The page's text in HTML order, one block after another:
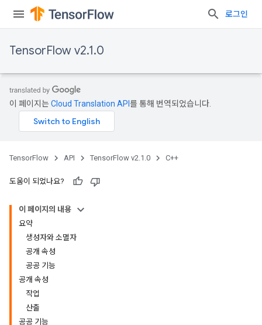
로그인
TensorFlow v2.1.0
이 페이지는Cloud Translation API 를 통해 번역되었습니다.
TensorFlow API TensorFlow v2.1.0 C++
도움이 되었나요?
이 페이지의 내용
요약
생성자와 소멸자
공개 속성
공공 기능
공개 속성
작업
산출
공공 기능